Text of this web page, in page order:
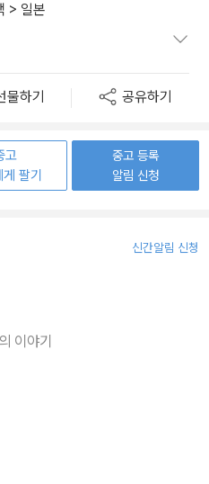
> 일본
물하기 공유하기
고
팔기
중고 등록
알림 신청
신간알림 신청
이야기